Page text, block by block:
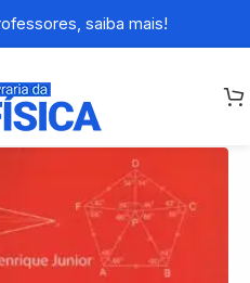
saiba mais!